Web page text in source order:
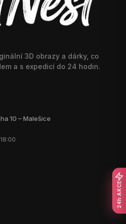
3D obrazy a dárky, co
a s expedicí do 24 hodin.
10 – Malešice
24h AKCE